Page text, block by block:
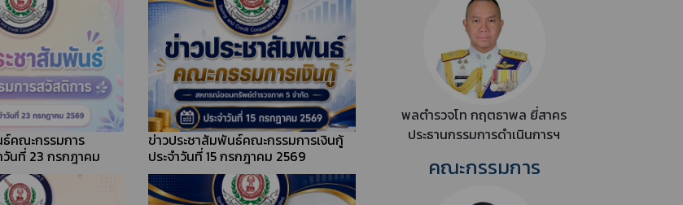
สนอแนะ/ร้องเรียน ติดต่อสหกรณ์
เข้าสู่ระบบ
สมัครใช้บริการ
ลืมรหัสผ่าน
++ ดูทั้งหมด ประธานกรรมการ